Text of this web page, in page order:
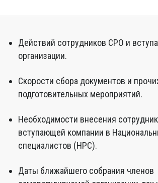
Действий сотрудников СРО и
организации.
Скорости сбора документов и
подготовительных мероприятий.
Необходимости внесения
вступающей компании в
специалистов (НРС).
Даты ближайшего собрания членов